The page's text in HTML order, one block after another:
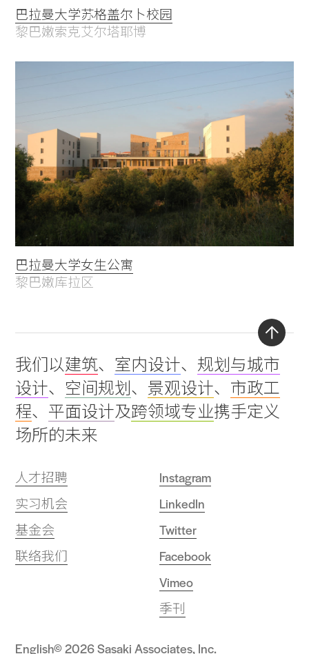
巴拉曼大学苏格盖尔卜校园
黎巴嫩索克艾尔塔耶博
巴拉曼大学女生公寓
黎巴嫩库拉区
我们以建筑、 室内设计、 规划与城市
设计、 空间规划 、 景观设计、 市政工
程、 平面设计及跨领域专业携手定义
场所的未来
人才招聘
实习机会
基金会
联络我们
Instagram
LinkedIn
Twitter
Facebook
Vimeo
季刊
© 2026 Sasaki Associates, Inc.
English
Back
to
top